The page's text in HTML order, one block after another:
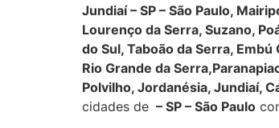
Jundiaí – SP – São Paulo,
Lourenço da Serra, Suzano,
do Sul, Taboão da Serra,
Rio Grande da
Polvilho, Jordanésia, Jundiaí,
cidades de – SP – São Paulo